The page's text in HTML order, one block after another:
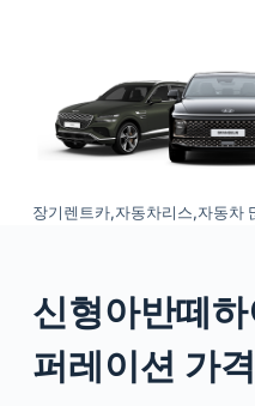
c
n
장기렌트카,자동차리스,자동차
신형아반떼
퍼레이션 가격